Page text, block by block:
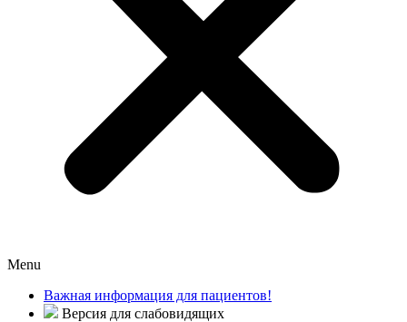
Menu
Важная информация для пациентов!
Версия для слабовидящих